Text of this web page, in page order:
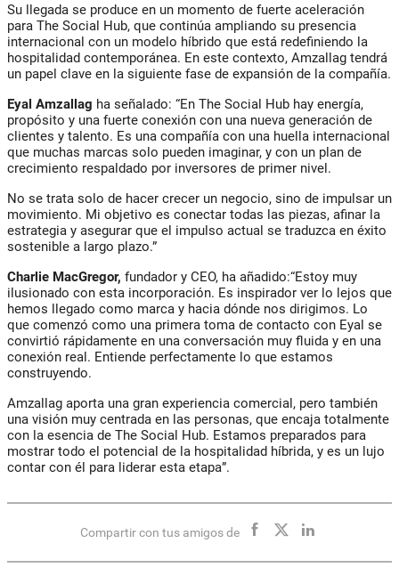
Su llegada se produce en un momento de fuerte aceleración
para The Social Hub, que continúa ampliando su presencia
internacional con un modelo híbrido que está redefiniendo la
hospitalidad contemporánea. En este contexto, Amzallag tendrá
un papel clave en la siguiente fase de expansión de la compañía.
Eyal Amzallag ha señalado: “En The Social Hub hay energía,
propósito y una fuerte conexión con una nueva generación de
clientes y talento. Es una compañía con una huella internacional
que muchas marcas solo pueden imaginar, y con un plan de
crecimiento respaldado por inversores de primer nivel.
No se trata solo de hacer crecer un negocio, sino de impulsar un
movimiento. Mi objetivo es conectar todas las piezas, afinar la
estrategia y asegurar que el impulso actual se traduzca en éxito
sostenible a largo plazo.”
Charlie MacGregor, fundador y CEO, ha añadido:“Estoy muy
ilusionado con esta incorporación. Es inspirador ver lo lejos que
hemos llegado como marca y hacia dónde nos dirigimos. Lo
que comenzó como una primera toma de contacto con Eyal se
convirtió rápidamente en una conversación muy fluida y en una
conexión real. Entiende perfectamente lo que estamos
construyendo.
Amzallag aporta una gran experiencia comercial, pero también
una visión muy centrada en las personas, que encaja totalmente
con la esencia de The Social Hub. Estamos preparados para
mostrar todo el potencial de la hospitalidad híbrida, y es un lujo
contar con él para liderar esta etapa”.
Compartir con tus amigos de